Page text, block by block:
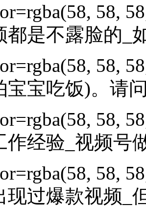
58,
都是不露脸的_
58,
宝宝吃饭)。请
58,
作经验_视频号
58,
现过爆款视频_